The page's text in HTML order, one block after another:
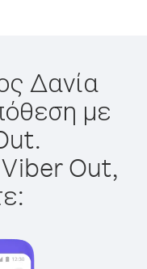
Δανία
με
Out,